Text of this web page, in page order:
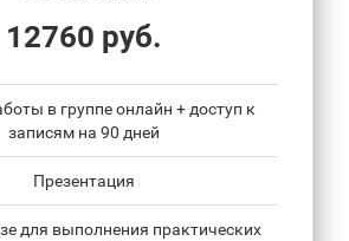
12760 руб.
в группе онлайн + доступ к
записям на 90 дней
Презентация
для выполнения практических